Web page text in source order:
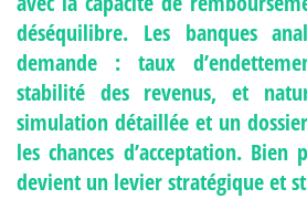
déséquilibre. Les banques
demande : taux
stabilité des revenus, et
simulation détaillée et un
les chances d’acceptation. Bien
devient un levier stratégique et